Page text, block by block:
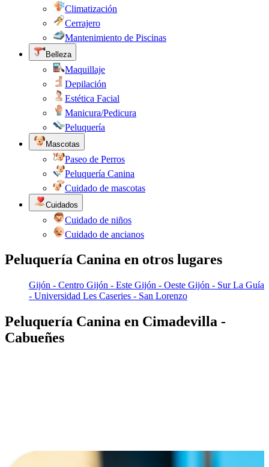
Climatización
Cerrajero
Mantenimiento de Piscinas
Belleza
Maquillaje
Depilación
Estética Facial
Manicura/Pedicura
Peluquería
Mascotas
Paseo de Perros
Peluquería Canina
Cuidado de mascotas
Cuidados
Cuidado de niños
Cuidado de ancianos
Peluquería Canina en otros lugares
Gijón - Centro Gijón - Este Gijón - Oeste Gijón - Sur La Guía
- Universidad Les Caseries - San Lorenzo
Peluquería Canina en Cimadevilla -
Cabueñes